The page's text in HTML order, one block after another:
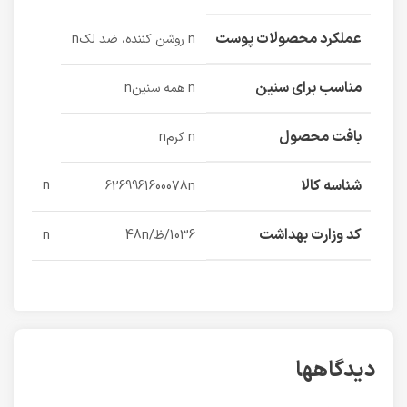
عملکرد محصولات پوست n روشن کننده، ضد لکn
مناسب برای سنین n همه سنینn
بافت محصول n کرمn
شناسه کالا 6269961600078n
n
کد وزارت بهداشت 1036/ظ/48n n
دیدگاهها